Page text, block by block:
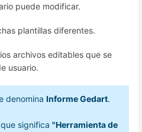
puede modificar.
plantillas diferentes.
archivos editables que se
usuario.
denomina Informe Gedart.
significa "Herramienta de